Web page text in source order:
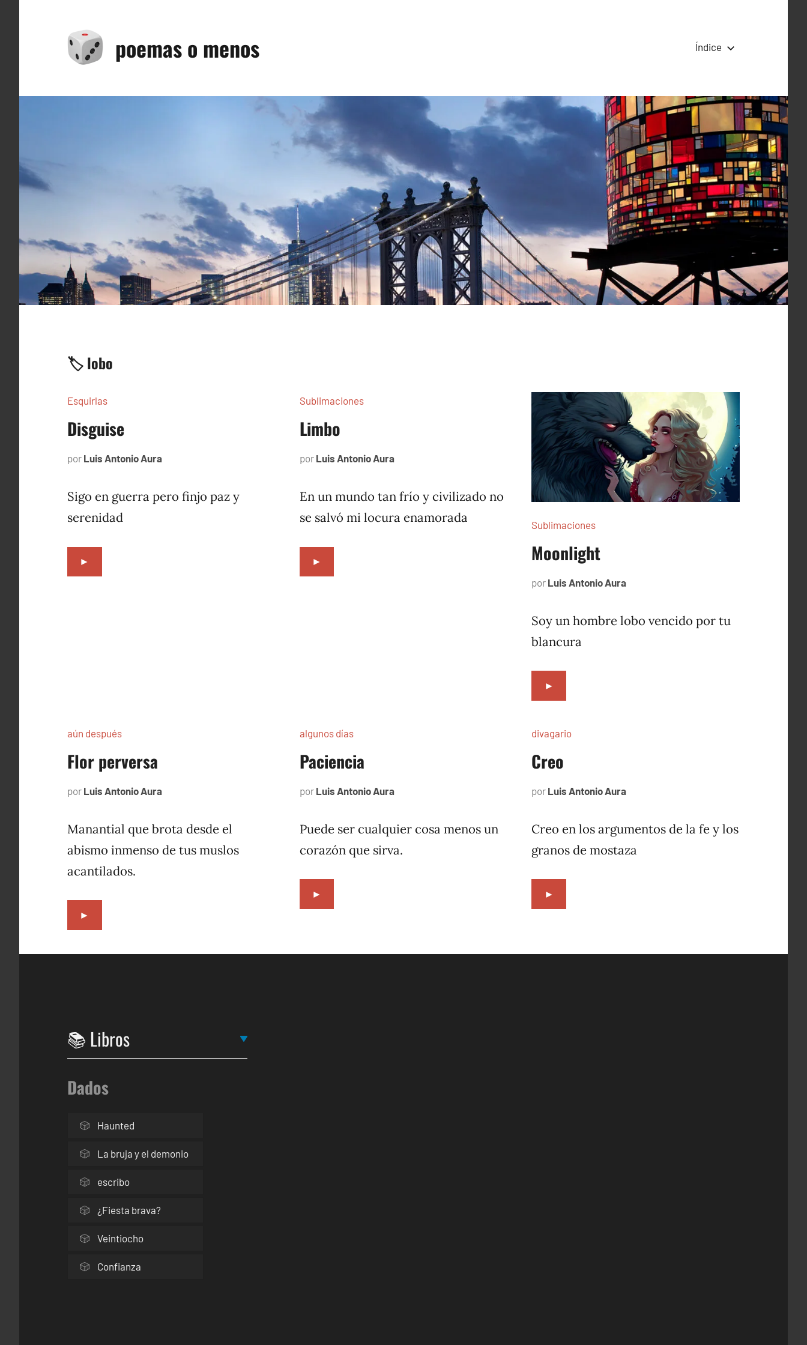
poemas o menos Índice
🏷️ lobo
Esquirlas
Disguise
por Luis Antonio Aura
2025
Sigo en guerra pero finjo paz y
serenidad
►
Sublimaciones
Limbo
por Luis Antonio Aurajunio
2023
En un mundo tan frío y civilizado no
se salvó mi locura enamorada
►
Sublimaciones
Moonlight
por Luis Antonio Aura
2022
Soy un hombre lobo vencido por tu
blancura
►
aún después
Flor perversa
por Luis Antonio Aura
2004
Manantial que brota desde el
abismo inmenso de tus muslos
acantilados.
►
algunos días
Paciencia
por Luis Antonio Aurajulio
1997
Puede ser cualquier cosa menos un
corazón que sirva.
►
divagario
Creo
por Luis Antonio Aura
1996
Creo en los argumentos de la fe y los
granos de mostaza
►
Dados
Haunted
La bruja y el demonio
escribo
¿Fiesta brava?
Veintiocho
Confianza